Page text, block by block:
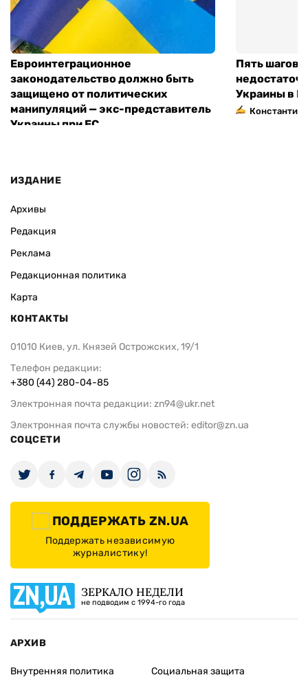
Евроинтеграционное
законодательство должно быть
защищено от политических
манипуляций — экс-представитель
Украины при ЕС
Пять шагов
Украины в
Константин
ИЗДАНИЕ
Архивы
Редакция
Реклама
Редакционная политика
Карта
КОНТАКТЫ
01010 Киев, ул. Князей Острожских, 19/1
Телефон редакции:
+380 (44) 280-04-85
Электронная почта редакции: zn94@ukr.net
Электронная почта службы новостей: editor@zn.ua
СОЦСЕТИ
ПОДДЕРЖАТЬ ZN.UA
Поддержать независимую
журналистику!
ЗЕРКАЛО НЕДЕЛИ
не подводим с 1994-го года
АРХИВ
Внутренняя политика
Социальная защита